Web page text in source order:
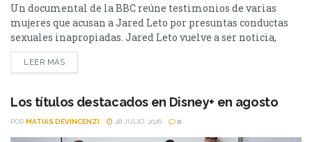
Un documental de la BBC reúne testimonios de varias
mujeres que acusan a Jared Leto por presuntas conductas
sexuales inapropiadas. Jared Leto vuelve a ser noticia,
aunque esta vez lejos de la pantalla. El actor ganador del
Oscar y líder de Thirty Seconds to Mars enfrenta una nueva
Leto: Hollywood's Dark...
LEER MÁS
Los títulos destacados en Disney+ en agosto
POR MATIAS DEVINCENZI 28 JULIO, 2026 0